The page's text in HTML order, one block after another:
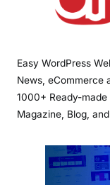
Easy WordPress
News, eCommerce
1000+ Ready-made
Magazine, Blog,